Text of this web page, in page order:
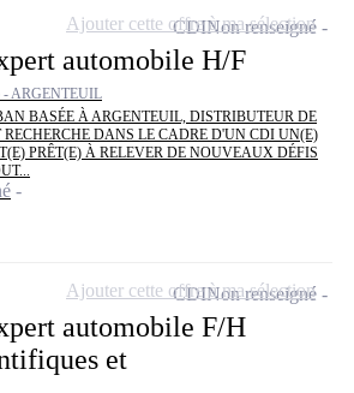
automobile H/F
- ARGENTEUIL
BASÉE À ARGENTEUIL, DISTRIBUTEUR DE
DANS LE CADRE D'UN CDI UN(E)
PRÊT(E) À RELEVER DE NOUVEAUX DÉFIS
CDINon renseigné
Ajouter cette offre à ma sélection
automobile F/H
et
CDINon renseigné
Ajouter cette offre à ma sélection